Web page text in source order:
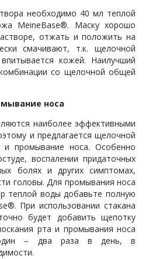
необходимо 40 мл теплой
MeineBase®. Маску хорошо
отжать и положить на
смачивают, т.к. щелочной
кожей. Наилучший
со щелочной общей
носа
наиболее эффективными
и предлагается щелочной
промывание носа. Особенно
воспалении придаточных
болях и других симптомах,
головы. Для промывания носа
теплой воды добавьте полную
При использовании стакана
будет добавить щепотку
рта и промывания носа
один – два раза в день, в